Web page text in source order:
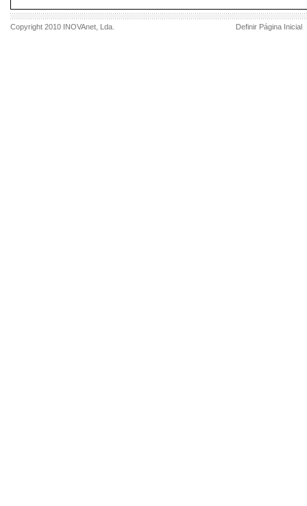
Copyright 2010 INOVAnet , Lda. Definir Página Inicial